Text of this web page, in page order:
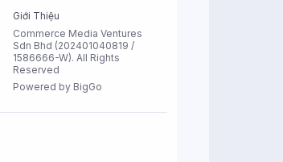
Giới Thiệu
Commerce Media Ventures
Sdn Bhd (202401040819 /
1586666-W). All Rights
Reserved
Powered by BigGo
Danh sách
thương hiệu
Tất cả cửa